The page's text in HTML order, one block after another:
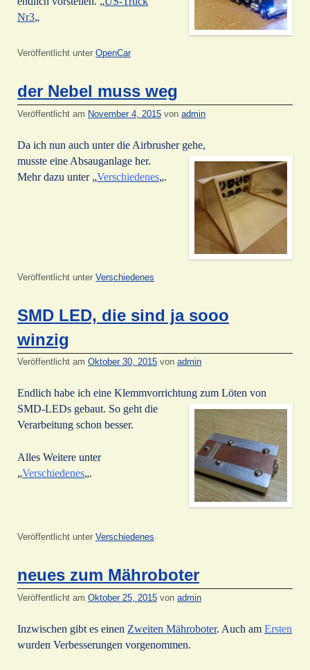
Nr3„
Veröffentlicht unter OpenCar
der Nebel muss weg
Veröffentlicht am November 4, 2015 von admin
Da ich nun auch unter die Airbrusher gehe,
musste eine Absauganlage her.
Mehr dazu unter „Verschiedenes„.
Veröffentlicht unter Verschiedenes
SMD LED, die sind ja sooo
winzig
Veröffentlicht am Oktober 30, 2015 von admin
Endlich habe ich eine Klemmvorrichtung zum Löten von
SMD-LEDs gebaut. So geht die
Verarbeitung schon besser.
Alles Weitere unter
„Verschiedenes„.
Veröffentlicht unter Verschiedenes
neues zum Mähroboter
Veröffentlicht am Oktober 25, 2015 von admin
Inzwischen gibt es einen Zweiten Mähroboter. Auch am Ersten
wurden Verbesserungen vorgenommen.